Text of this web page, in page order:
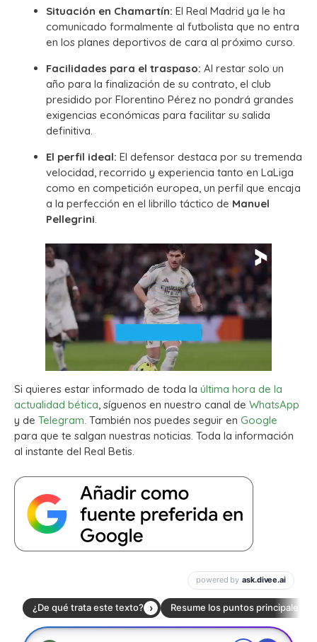
Situación en Chamartín: El Real Madrid ya le ha
comunicado formalmente al futbolista que no entra
en los planes deportivos de cara al próximo curso.
Facilidades para el traspaso: Al restar solo un
año para la finalización de su contrato, el club
presidido por Florentino Pérez no pondrá grandes
exigencias económicas para facilitar su salida
definitiva.
El perfil ideal: El defensor destaca por su tremenda
velocidad, recorrido y experiencia tanto en LaLiga
como en competición europea, un perfil que encaja
a la perfección en el librillo táctico de Manuel
Pellegrini.
Si quieres estar informado de toda la última hora de la
actualidad bética , síguenos en nuestro canal de WhatsApp
y de Telegram. También nos puedes seguir en Google
para que te salgan nuestras noticias. Toda la información
al instante del Real Betis.